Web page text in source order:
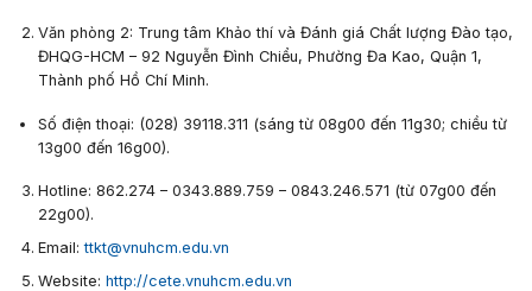
Văn phòng 2: Trung tâm Khảo thí và Đánh giá Chất lượng Đào tạo,
ĐHQG-HCM – 92 Nguyễn Đình Chiểu, Phường Đa Kao, Quận 1,
Thành phố Hồ Chí Minh.
Số điện thoại: (028) 39118.311 (sáng từ 08g00 đến 11g30; chiều từ
13g00 đến 16g00).
Hotline: 862.274 – 0343.889.759 – 0843.246.571 (từ 07g00 đến
22g00).
Email:ttkt@vnuhcm.edu.vn
Website: http://cete.vnuhcm.edu.vn